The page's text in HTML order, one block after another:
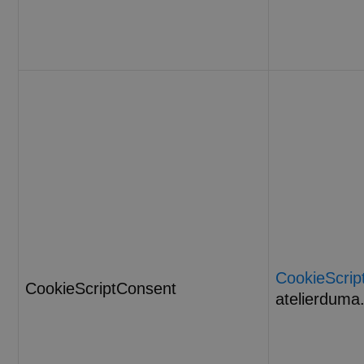
CookieScriptConsent